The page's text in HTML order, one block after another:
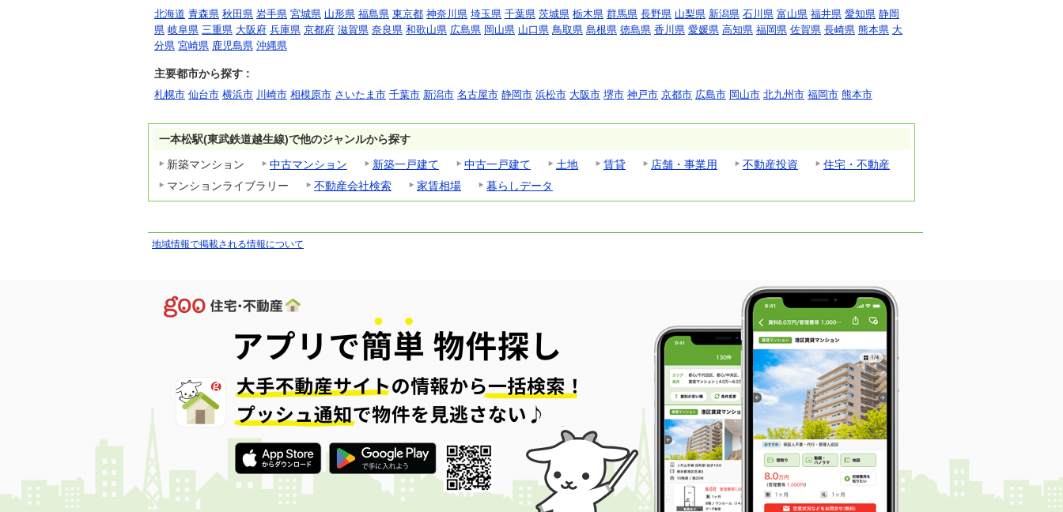
北海道 青森県 秋田県 岩手県 宮城県 山形県 福島県 東京都 神奈川県 埼玉県 千葉県 茨城県 栃木県 群馬県 長野県 山梨県 新潟県 石川県 富山県 福井県 愛知県 静岡
県 岐阜県 三重県 大阪府 兵庫県 京都府 滋賀県 奈良県 和歌山県 広島県 岡山県 山口県 鳥取県 島根県 徳島県 香川県 愛媛県 高知県 福岡県 佐賀県 長崎県 熊本県 大
分県 宮崎県 鹿児島県 沖縄県
主要都市から探す :
札幌市 仙台市 横浜市 川崎市 相模原市 さいたま市 千葉市 新潟市 名古屋市 静岡市 浜松市 大阪市 堺市 神戸市 京都市 広島市 岡山市 北九州市 福岡市 熊本市
一本松駅(東武鉄道越生線)で他のジャンルから探す
新築マンション
中古マンション 新築一戸建て 中古一戸建て 土地 賃貸 店舗・事業用 不動産投資
住宅・不動産
マンションライブラリー
不動産会社検索 家賃相場 暮らしデータ
地域情報で掲載される情報について